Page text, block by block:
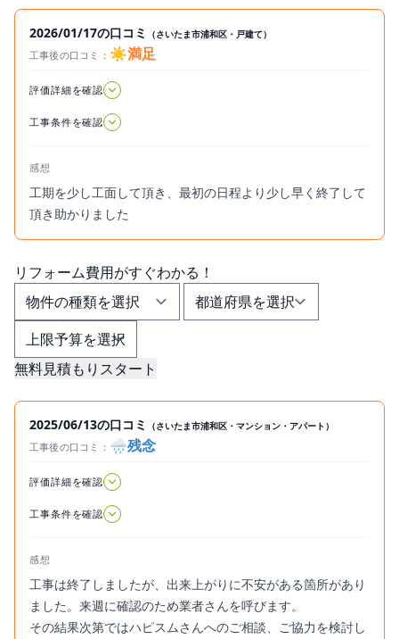
2026/01/17の口コミ （さいたま市浦和区・戸建て）
工事後の口コミ： ☀️満足
評価詳細を確認
工事条件を確認
感想
工期を少し工面して頂き、最初の日程より少し早く終了して
頂き助かりました
リフォーム費用がすぐわかる！
無料見積もりスタート
2025/06/13の口コミ （さいたま市浦和区・マンション・アパート）
工事後の口コミ： 🌧️残念
評価詳細を確認
工事条件を確認
感想
工事は終了しましたが、出来上がりに不安がある箇所があり
ました。来週に確認のため業者さんを呼びます。
その結果次第ではハピスムさんへのご相談、ご協力を検討し